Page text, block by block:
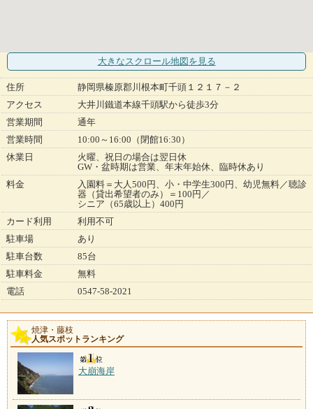
大きなスクロール地図 を見る
住所
静岡県榛原郡川根本町千頭１２１７－２
アクセス
大井川鐵道本線千頭駅から徒歩3分
営業期間
通年
営業時間
10:00～16:00（閉館16:30）
休業日
火曜、祝日の場合は翌日休
GW・盆時期は営業、年末年始休、臨時休あり
料金
入園料＝大人500円、小・中学生300円、幼児無料／聴診
器（貸出希望者のみ）＝100円／
シニア（65歳以上）400円
カード利用
利用不可
駐車場
あり
駐車台数
85台
駐車料金
無料
電話
0547-58-2021
焼津・藤枝
人気スポットランキング
大崩海岸